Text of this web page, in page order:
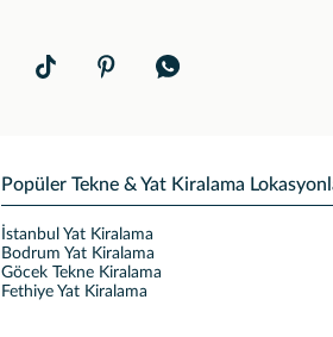
Popüler Tekne & Yat Kiralama
İstanbul Yat Kiralama
Bodrum Yat Kiralama
Göcek Tekne Kiralama
Fethiye Yat Kiralama